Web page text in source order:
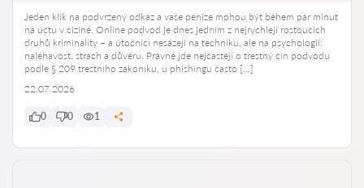
Jeden klik na podvržený odkaz a vaše peníze mohou být během pár minut
na účtu v cizině. Online podvod je dnes jedním z nejrychleji rostoucích
druhů kriminality – a útočníci nesázejí na techniku, ale na psychologii:
naléhavost, strach a důvěru. Právně jde nejčastěji o trestný čin podvodu
podle § 209 trestního zákoníku, u phishingu často […]
22.07.2026
0 0 1